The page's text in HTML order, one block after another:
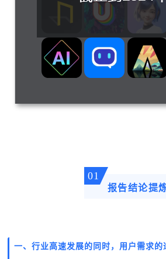
01
报告结论提
一、行业高速发展的同时，用户需求的